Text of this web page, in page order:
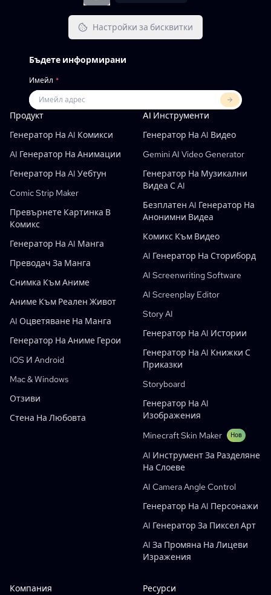
Настройки за бисквитки
Бъдете информирани
Имейл *
Продукт
Генератор На AI Комикси
AI Генератор На Анимации
Генератор На AI Уебтун
Comic Strip Maker
Превърнете Картинка В
Комикс
Генератор На AI Манга
Преводач За Манга
Снимка Към Аниме
Аниме Към Реален Живот
AI Оцветяване На Манга
Генератор На Аниме Герои
IOS И Android
Mac & Windows
Отзиви
Стена На Любовта
AI Инструменти
Генератор На AI Видео
Gemini AI Video Generator
Генератор На Музикални
Видеа С AI
Безплатен AI Генератор На
Анонимни Видеа
Комикс Към Видео
AI Генератор На Сториборд
AI Screenwriting Software
AI Screenplay Editor
Story AI
Генератор На AI Истории
Генератор На AI Книжки С
Приказки
Storyboard
Генератор На AI
Изображения
Minecraft Skin Maker
Нов
AI Инструмент За Разделяне
На Слоеве
AI Camera Angle Control
Генератор На AI Персонажи
AI Генератор За Пиксел Арт
AI За Промяна На Лицеви
Изражения
Компания
Ресурси
Продукт
Безплатен AI Генератор На Комикс Ленти
AI Генератор На Детски Книги
Безплатен AI Генератор На Комикси
AI Manga Studio
Безплатен AI Motion Designer
Генератор На Гласови Истории
AI Генератор На Анимации
Преобразувайте Снимка В Карикатура
Генератор На AI Уебтун
AI Генератор На Манхва
Безплатен Шаблон За Сценарно Разграфяване
AI Трансфер На Стил Изображения
LlamaGen For
Учители
Студенти
Учители И Ученици
Образование
Enterprise
Творци
Отворен Код
Последователно Изкуство
ПАРТНЬОРИ
OpenAI
Мета
SHOTDECK
Black Forest Labs
Репликирай
Comflowy
OmniAudio
PuppyAgent
Kusa
Примери За Употреба
Comicbook APIs
Дигитална Кампания
Маркетинг На Съдържанието
Маркетинг На Продукта
Graph Comics For Dynamic Graphs
AI Инструменти За Преподаватели И Ученици
Генератор На AI Видео
Създател На Детски Книжки С Приказки
Генератор На AI Книжки С Приказки
AI Образователни Комикси
Генеративни Работни Процеси
Webtoons